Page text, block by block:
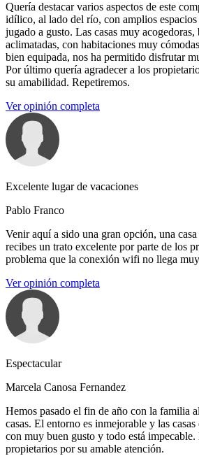
Quería destacar varios aspectos de este
idílico, al lado del río, con amplios
jugado a gusto. Las casas muy acogedoras,
aclimatadas, con habitaciones muy
bien equipada, nos ha permitido disfrutar
Por último quería agradecer a los
su amabilidad. Repetiremos.
Ver opinión completa
Excelente lugar de vacaciones
Pablo Franco
Venir aquí a sido una gran opción, una
recibes un trato excelente por parte de los
problema que la conexión wifi no llega
Ver opinión completa
Espectacular
Marcela Canosa Fernandez
Hemos pasado el fin de año con la familia
casas. El entorno es inmejorable y las casas
con muy buen gusto y todo está impecable.
propietarios por su amable atención.